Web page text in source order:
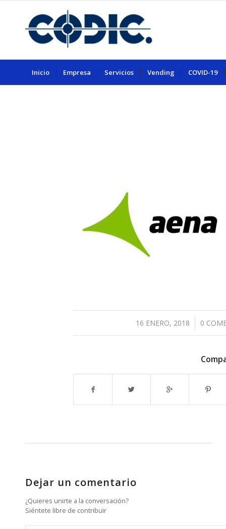
Inicio Empresa Servicios Vending COVID-19
16 ENERO, 2018
/ 0
Dejar un comentario
¿Quieres unirte a la conversación?
Siéntete libre de contribuir